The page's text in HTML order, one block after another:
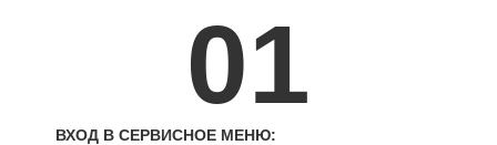
01
ВХОД В СЕРВИСНОЕ МЕНЮ: